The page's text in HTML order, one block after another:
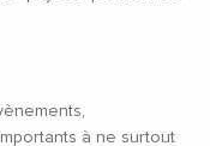
à ne surtout